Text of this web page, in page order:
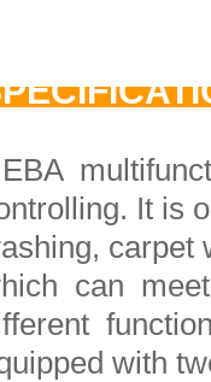
It is
carpet
can
with